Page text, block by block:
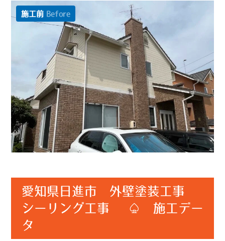
施工前 Before
愛知県日進市 外壁塗装工事
シーリング工事 ♤ 施工デー
タ